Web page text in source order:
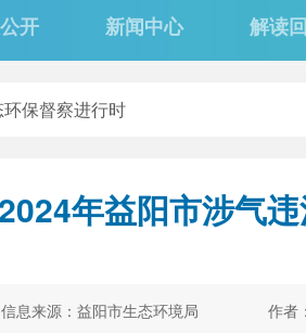
开 新闻中心 解读
保督察进行时
年益阳市涉气
信息来源：益阳市生态环境局 作者：